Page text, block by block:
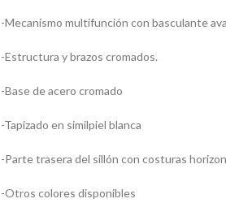
-Mecanismo multifunción con basculante
-Estructura y brazos cromados.
-Base de acero cromado
-Tapizado en similpiel blanca
-Parte trasera del sillón con costuras
-Otros colores disponibles